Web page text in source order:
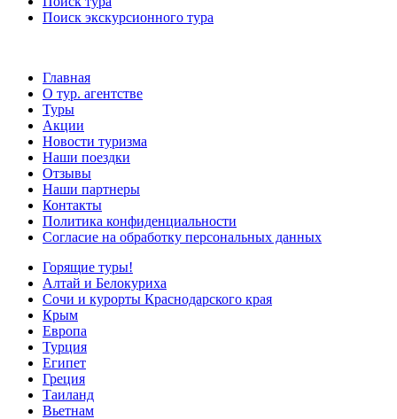
Поиск экскурсионного тура
Главная
О тур. агентстве
Туры
Акции
Новости туризма
Наши поездки
Отзывы
Наши партнеры
Контакты
Политика конфиденциальности
Согласие на обработку персональных данных
Горящие туры!
Алтай и Белокуриха
Сочи и курорты Краснодарского края
Крым
Европа
Турция
Египет
Греция
Таиланд
Вьетнам